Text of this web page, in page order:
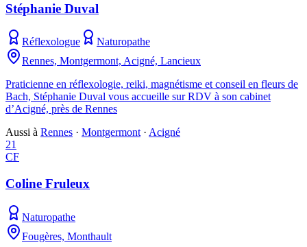
Stéphanie Duval
Réflexologue
Naturopathe
Rennes, Montgermont, Acigné, Lancieux
Praticienne en réflexologie, reiki, magnétisme et conseil en fleurs de
Bach, Stéphanie Duval vous accueille sur RDV à son cabinet
d’Acigné, près de Rennes
Aussi à Rennes · Montgermont · Acigné
21
CF
Coline Fruleux
Naturopathe
Fougères, Monthault